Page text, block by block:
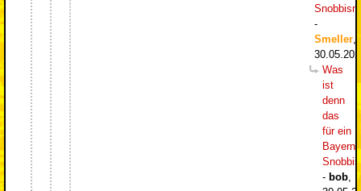
-
Smeller
Was
ist
denn
das
für ein
Bayern-
- bob